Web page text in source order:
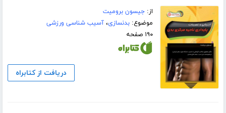
از:جیسون برومیت
موضوع:بدنسازی،آسیب شناسی ورزشی
۱۹۰ صفحه
دریافت از کتابراه